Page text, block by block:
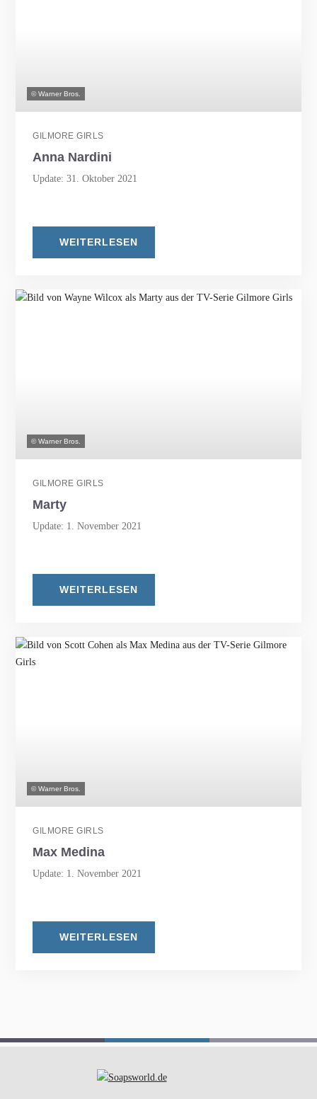
© Warner Bros.
GILMORE GIRLS
Anna Nardini
Update: 31. Oktober 2021
WEITERLESEN
© Warner Bros.
GILMORE GIRLS
Marty
Update: 1. November 2021
WEITERLESEN
© Warner Bros.
GILMORE GIRLS
Max Medina
Update: 1. November 2021
WEITERLESEN